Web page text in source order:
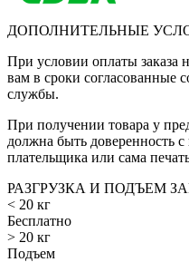
ДОПОЛНИТЕЛЬНЫЕ
При условии оплаты заказа
вам в сроки согласованные
службы.
При получении товара у
должна быть доверенность
плательщика или сама
РАЗГРУЗКА И ПОДЪЕМ
< 20 кг
Бесплатно
> 20 кг
Подъем